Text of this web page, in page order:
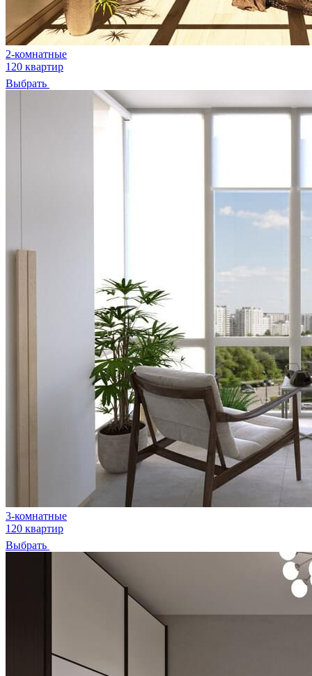
2-комнатные
120 квартир
Выбрать
3-комнатные
120 квартир
Выбрать